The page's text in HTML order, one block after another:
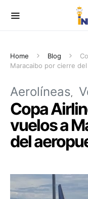
Home Blog
Maracaibo por cierre
Aerolíneas
Copa
vuelos a
del